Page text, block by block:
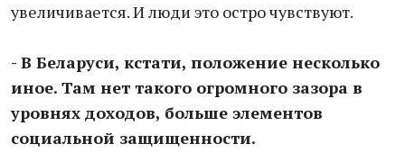
увеличивается. И люди это остро чувствуют.
- В Беларуси, кстати, положение несколько
иное. Там нет такого огромного зазора в
уровнях доходов, больше элементов
социальной защищенности.